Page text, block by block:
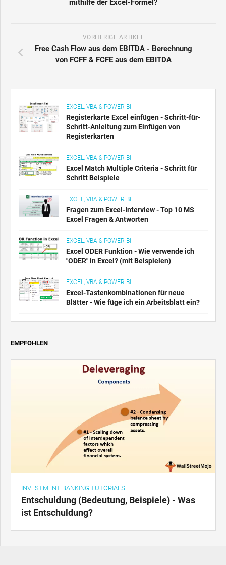
mithilfe der Excel-Formel?
VORHERIGE ARTIKEL
Free Cash Flow aus dem EBITDA - Berechnung
von FCFF & FCFE aus dem EBITDA
EXCEL, VBA & POWER BI
Registerkarte Excel einfügen - Schritt-für-
Schritt-Anleitung zum Einfügen von
Registerkarten
EXCEL, VBA & POWER BI
Excel Match Multiple Criteria - Schritt für
Schritt Beispiele
EXCEL, VBA & POWER BI
Fragen zum Excel-Interview - Top 10 MS
Excel Fragen & Antworten
EXCEL, VBA & POWER BI
Excel ODER Funktion - Wie verwende ich
"ODER" in Excel? (mit Beispielen)
EXCEL, VBA & POWER BI
Excel-Tastenkombinationen für neue
Blätter - Wie füge ich ein Arbeitsblatt ein?
EMPFOHLEN
INVESTMENT BANKING TUTORIALS
Entschuldung (Bedeutung, Beispiele) - Was
ist Entschuldung?